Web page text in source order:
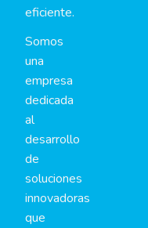
eficiente.
Somos
una
empresa
dedicada
al
desarrollo
de
soluciones
innovadoras
que